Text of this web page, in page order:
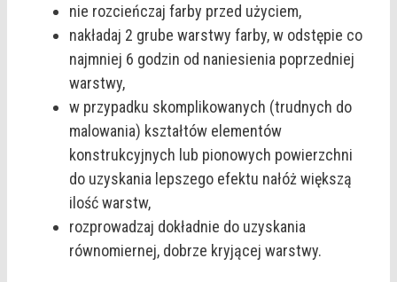
nie rozcieńczaj farby przed użyciem,
nakładaj 2 grube warstwy farby, w odstępie co
najmniej 6 godzin od naniesienia poprzedniej
warstwy,
w przypadku skomplikowanych (trudnych do
malowania) kształtów elementów
konstrukcyjnych lub pionowych powierzchni
do uzyskania lepszego efektu nałóż większą
ilość warstw,
rozprowadzaj dokładnie do uzyskania
równomiernej, dobrze kryjącej warstwy.